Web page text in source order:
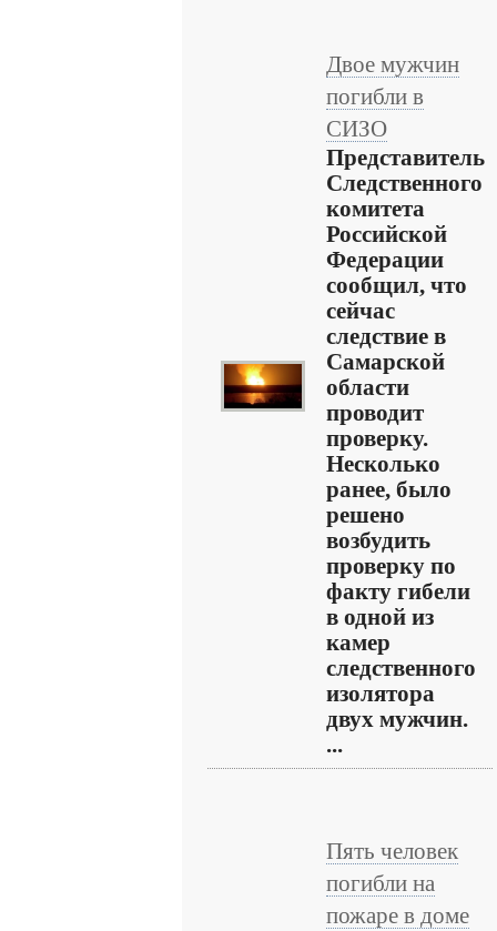
Двое мужчин
погибли в
СИЗО
Представитель
Следственного
комитета
Российской
Федерации
сообщил, что
сейчас
следствие в
Самарской
области
проводит
проверку.
Несколько
ранее, было
решено
возбудить
проверку по
факту гибели
в одной из
камер
следственного
изолятора
двух мужчин.
...
Пять человек
погибли на
пожаре в доме